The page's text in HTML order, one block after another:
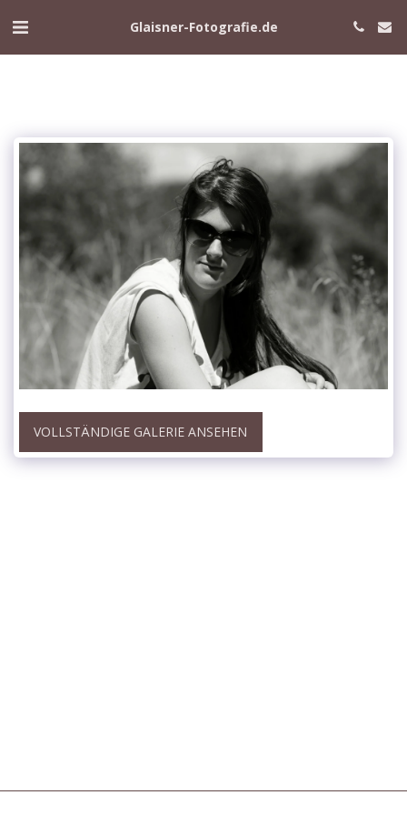
Glaisner-Fotografie.de
VOLLSTÄNDIGE GALERIE ANSEHEN